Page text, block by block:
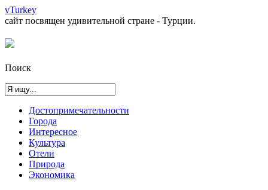
vTurkey
сайт посвящен удивительной стране - Турции.
Поиск
Достопримечательности
Города
Интересное
Культура
Отели
Природа
Экономика